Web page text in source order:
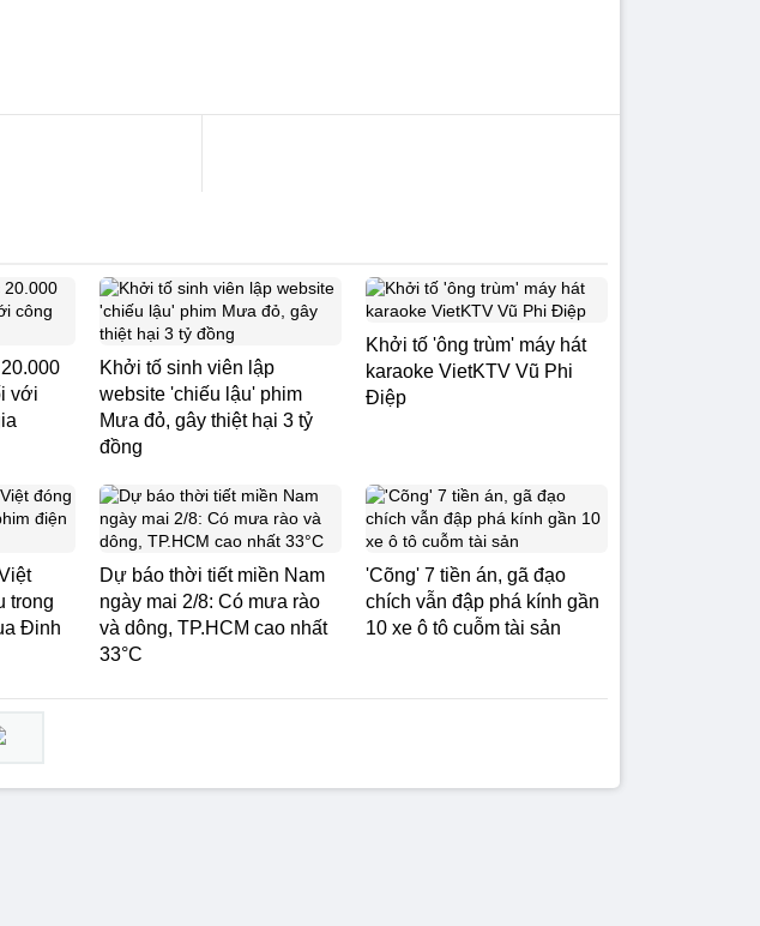
với
Khởi tố sinh viên lập
website 'chiếu lậu' phim
Mưa đỏ, gây thiệt hại 3 tỷ
đồng
Khởi tố 'ông trùm' máy hát
karaoke VietKTV Vũ Phi
Điệp
trong
Đinh
Dự báo thời tiết miền Nam
ngày mai 2/8: Có mưa rào
và dông, TP.HCM cao nhất
33°C
'Cõng' 7 tiền án, gã đạo
chích vẫn đập phá kính gần
10 xe ô tô cuỗm tài sản